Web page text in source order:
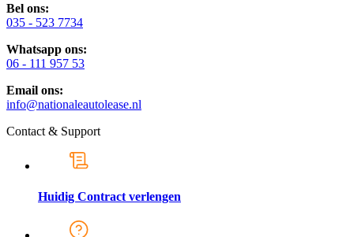
Bel ons:
035 - 523 7734
Whatsapp ons:
06 - 111 957 53
Email ons:
info@nationaleautolease.nl
Contact & Support
Huidig Contract verlengen